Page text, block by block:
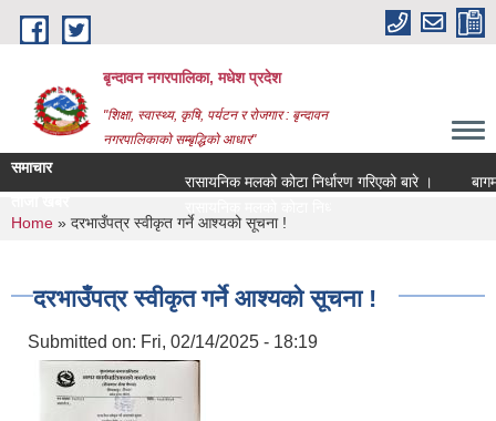
Skip to main content
बृन्दावन नगरपालिका, मधेश प्रदेश
"शिक्षा, स्वास्थ्य, कृषि, पर्यटन र रोजगार : बृन्दावन
नगरपालिकाको सम्बृद्धिको आधार"
समाचार
रासायनिक मलको कोटा निर्धारण गरिएको बारे ।
You are here
Home » दरभाउँपत्र स्वीकृत गर्ने आश्यको सूचना !
दरभाउँपत्र स्वीकृत गर्ने आश्यको सूचना !
Submitted on: Fri, 02/14/2025 - 18:19